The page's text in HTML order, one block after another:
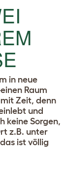
in neue
Raum
Zeit, denn
und
keine Sorgen,
z.B. unter
ist völlig